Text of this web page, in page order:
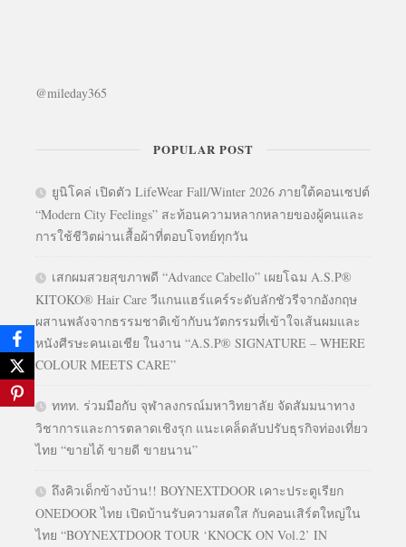
@mileday365
POPULAR POST
ยูนิโคล่ เปิดตัว LifeWear Fall/Winter 2026 ภายใต้คอนเซปต์
“Modern City Feelings” สะท้อนความหลากหลายของผู้คนและ
การใช้ชีวิตผ่านเสื้อผ้าที่ตอบโจทย์ทุกวัน
เสกผมสวยสุขภาพดี “Advance Cabello” เผยโฉม A.S.P®
KITOKO® Hair Care วีแกนแฮร์แคร์ระดับลักชัวรีจากอังกฤษ
ผสานพลังจากธรรมชาติเข้ากับนวัตกรรมที่เข้าใจเส้นผมและ
หนังศีรษะคนเอเชีย ในงาน “A.S.P® SIGNATURE – WHERE
COLOUR MEETS CARE”
ททท. ร่วมมือกับ จุฬาลงกรณ์มหาวิทยาลัย จัดสัมมนาทาง
วิชาการและการตลาดเชิงรุก แนะเคล็ดลับปรับธุรกิจท่องเที่ยว
ไทย “ขายได้ ขายดี ขายนาน”
ถึงคิวเด็กข้างบ้าน!! BOYNEXTDOOR เคาะประตูเรียก
ONEDOOR ไทย เปิดบ้านรับความสดใส กับคอนเสิร์ตใหญ่ใน
ไทย “BOYNEXTDOOR TOUR ‘KNOCK ON Vol.2’ IN